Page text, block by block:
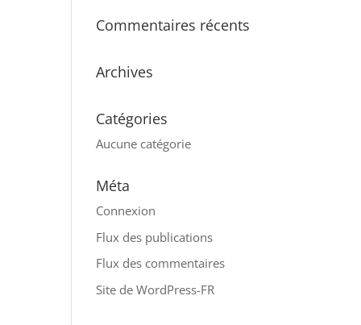
Commentaires récents
Archives
Catégories
Aucune catégorie
Méta
Connexion
Flux des publications
Flux des commentaires
Site de WordPress-FR